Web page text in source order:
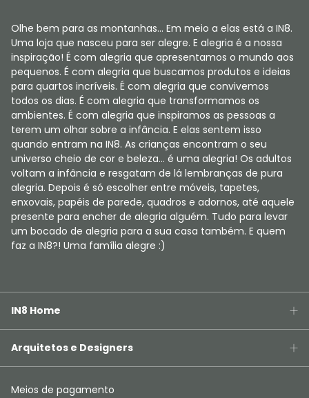
Olhe bem para as montanhas... Em meio a elas está a IN8.
Uma loja que nasceu para ser alegre. E alegria é a nossa
inspiração! É com alegria que apresentamos o mundo aos
pequenos. É com alegria que buscamos produtos e ideias
para quartos incríveis. É com alegria que convivemos
todos os dias. É com alegria que transformamos os
ambientes. É com alegria que inspiramos as pessoas a
terem um olhar sobre a infância. E elas sentem isso
quando entram na IN8. As crianças encontram o seu
universo cheio de cor e beleza... é uma alegria! Os adultos
voltam a infância e resgatam de lá lembranças de pura
alegria. Depois é só escolher entre móveis, tapetes,
enxovais, papéis de parede, quadros e adornos, até aquele
presente para encher de alegria alguém. Tudo para levar
um bocado de alegria para a sua casa também. E quem
faz a IN8?! Uma família alegre :)
IN8 Home
Arquitetos e Designers
Meios de pagamento